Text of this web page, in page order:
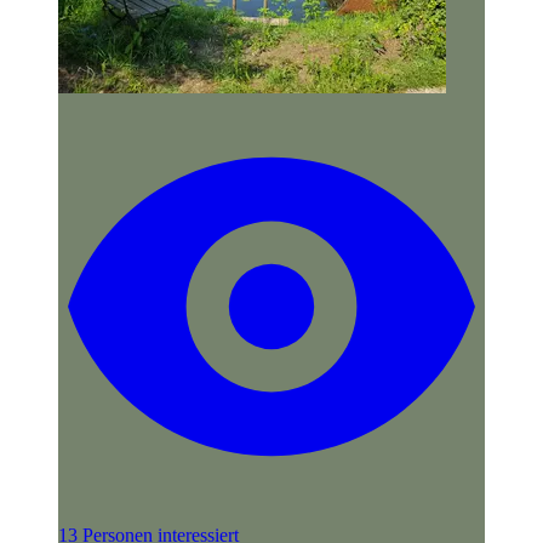
13 Personen interessiert